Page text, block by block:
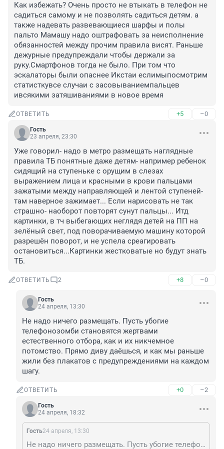
Как избежать? Очень просто не втыкать в телефон не
садиться самому и не позволять садиться детям. а
также надевать развевающиеся шарфы и полы
пальто Мамашу надо оштрафовать за неисполнение
обязанностей между прочим правила висят. Раньше
дежурные предупреждали чтобы держали за
руку.Смартфонов тогда не было. При том что
эскалаторы были опаснее Икстаи еслимыпосмотрим
статисткувсе случаи с засовываниемпальцев
ивсякими затяшиваниями в новое время
ОТВЕТИТЬ +5 –0
Гость
23 апреля, 23:30
Уже говорил- надо в метро размещать наглядные
правила ТБ понятные даже детям- например ребенок
сидящий на ступеньке с орущим в слезах
выражением лица и красными в крови пальцами
зажатыми между направляющей и лентой ступеней-
там наверное зажимает... Если нарисовать не так
страшно- наоборот повторят сунут пальцы... Итд
картинки, в тч выбегающих неглядя детей на ПП на
зелёный свет, под поворачиваемую машину которой
разрешён поворот, и не успела среагировать
остановиться...Картинки жестковатые но будут знать
ТБ.
ОТВЕТИТЬ 2 +8 –0
Гость
24 апреля, 13:30
Не надо ничего размещать. Пусть убогие
телефонозомби становятся жертвами
естественного отбора, как и их никчемное
потомство. Прямо диву даёшься, и как мы раньше
жили без плакатов с предупреждениями на каждом
шагу.
ОТВЕТИТЬ +0 –2
Гость
24 апреля, 18:32
Гость24 апреля, 13:30
Не надо ничего размещать. Пусть убогие телефонозомби становятся жертвами естественного отбора, как и их никчемное потомство. Прямо диву даёшься, и как мы раньше жили без плакатов с предупреждениями на каждом шагу.